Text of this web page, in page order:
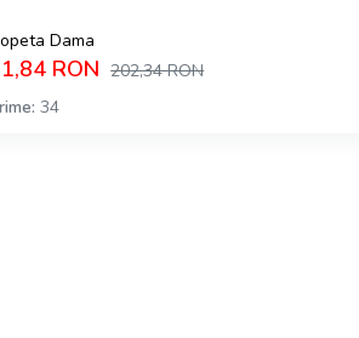
Dama
RON 202,34RON
34